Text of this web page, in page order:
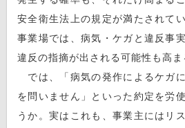
安全衛生法上の規定が満たされて
事業場では、病気・ケガと違反事
違反の指摘が出される可能性も高ま
では、「病気の発作によるケガ
を問いません」といった約定を労
うか。実はこれも、事業主にはリ